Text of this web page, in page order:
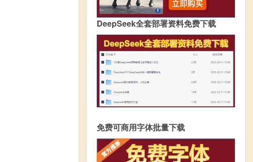
DeepSeek全套部署资料免费下载
免费可商用字体批量下载